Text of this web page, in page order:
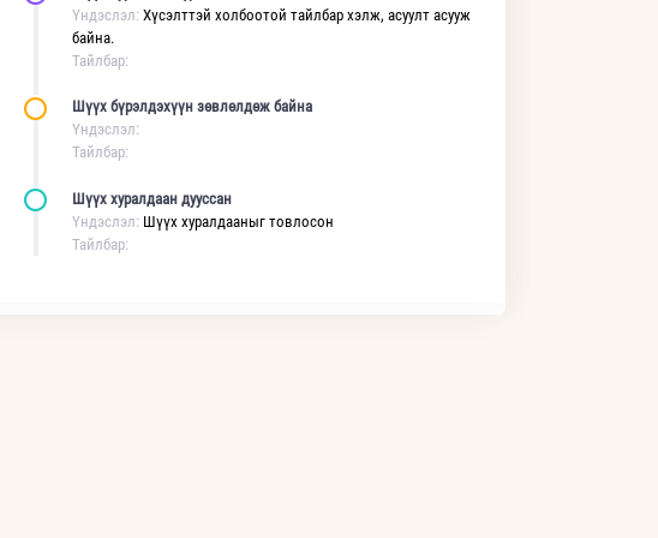
Үндэслэл: Хүсэлттэй холбоотой тайлбар хэлж, асуулт асууж
байна.
Тайлбар:
Шүүх бүрэлдэхүүн зөвлөлдөж байна
Үндэслэл:
Тайлбар:
Шүүх хуралдаан дууссан
Үндэслэл: Шүүх хуралдааныг товлосон
Тайлбар: